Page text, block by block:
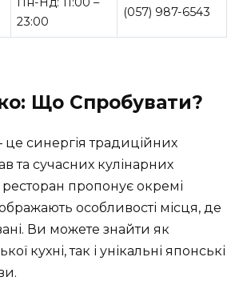
23:00
(057) 987-6543
Що Спробувати?
синергія традиційних
та сучасних кулінарних
пропонує окремі
особливості місця, де
Ви можете знайти як
кухні, так і унікальні японські